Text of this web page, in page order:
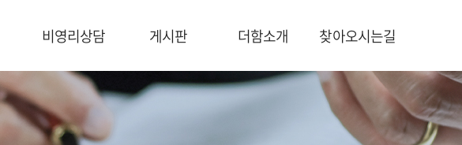
비영리상담 게시판 더함소개 찾아오시는길